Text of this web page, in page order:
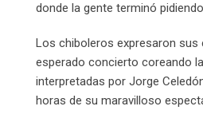
donde la gente terminó
Los chiboleros expresaron sus
esperado concierto coreando
interpretadas por Jorge
horas de su maravilloso